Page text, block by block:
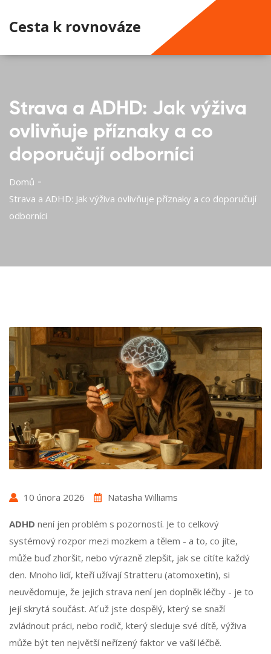
Cesta k rovnováze
Strava a ADHD: Jak výživa
ovlivňuje příznaky a co
doporučují odborníci
Domů
Strava a ADHD: Jak výživa ovlivňuje příznaky a co doporučují
odborníci
10 února 2026 Natasha Williams
ADHD není jen problém s pozorností. Je to celkový
systémový rozpor mezi mozkem a tělem - a to, co jíte,
může buď zhoršit, nebo výrazně zlepšit, jak se cítíte každý
den. Mnoho lidí, kteří užívají Stratteru (atomoxetin), si
neuvědomuje, že jejich strava není jen doplněk léčby - je to
její skrytá součást. Ať už jste dospělý, který se snaží
zvládnout práci, nebo rodič, který sleduje své dítě, výživa
může být ten největší neřízený faktor ve vaší léčbě.